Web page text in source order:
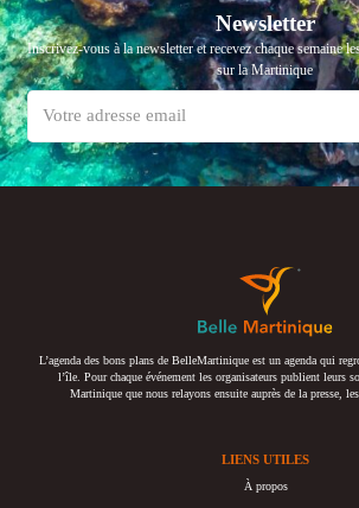
Newsletter
Inscrivez-vous à la newsletter et recevez chaque semaine
sur la Martinique
L’agenda des bons plans de BelleMartinique est un agenda qui
l’île. Pour chaque événement les organisateurs publient leurs
Martinique que nous relayons ensuite auprès de la presse,
LIENS UTILES
À propos